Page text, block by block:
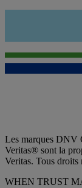
Les marques
Veritas® sont la
Veritas. Tous droits
WHEN TRUST